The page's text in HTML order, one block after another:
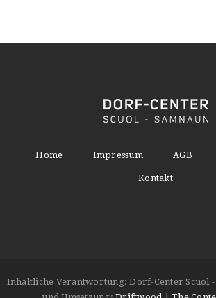
Home Impressum AGB
Kontakt
Inhaltliche Verantwortung: Dorf-Center Scuol